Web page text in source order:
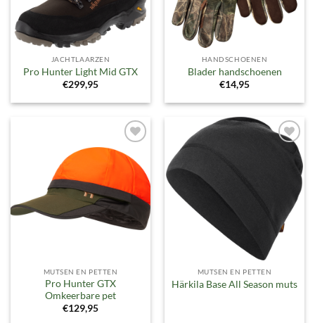
JACHTLAARZEN
Pro Hunter Light Mid GTX
€299,95
HANDSCHOENEN
Blader handschoenen
€14,95
Toevoegen
aan
verlanglijst
MUTSEN EN PETTEN
Pro Hunter GTX
Omkeerbare pet
€129,95
Toevoegen
MUTSEN EN PETTEN
Härkila Base All Season muts